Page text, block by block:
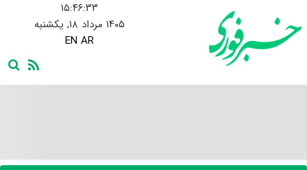
۱۵:۴۶:۳۴
۱۴۰۵ مرداد ۱۸, یکشنبه
EN AR